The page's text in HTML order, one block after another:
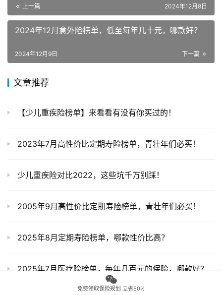
【少儿重疾险榜单】来看看有没有你买过的！
少儿重疾险对比2022，这些坑千万别踩！
2005年9月高性价比定期寿险榜单，青壮年们必买！
2025年8月定期寿险榜单，哪款性价比高？
2025年7月医疗险榜单，每年几百元的保险，哪款好？
2025年6月医疗险榜单，每年几百元的保险，哪款好？
11月热销重疾险榜单，哪款性价比高？
少儿重疾险榜单，给孩子买哪款重疾险好？
免费领取保险规划 立省50%